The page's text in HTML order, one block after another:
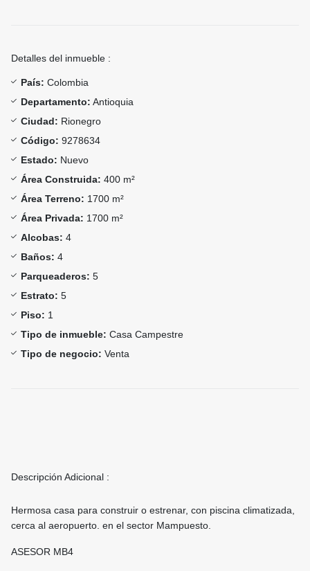
Detalles del inmueble :
País: Colombia
Departamento: Antioquia
Ciudad: Rionegro
Código: 9278634
Estado: Nuevo
Área Construida: 400 m²
Área Terreno: 1700 m²
Área Privada: 1700 m²
Alcobas: 4
Baños: 4
Parqueaderos: 5
Estrato: 5
Piso: 1
Tipo de inmueble: Casa Campestre
Tipo de negocio: Venta
Descripción Adicional :
Hermosa casa para construir o estrenar, con piscina climatizada,
cerca al aeropuerto. en el sector Mampuesto.
ASESOR MB4